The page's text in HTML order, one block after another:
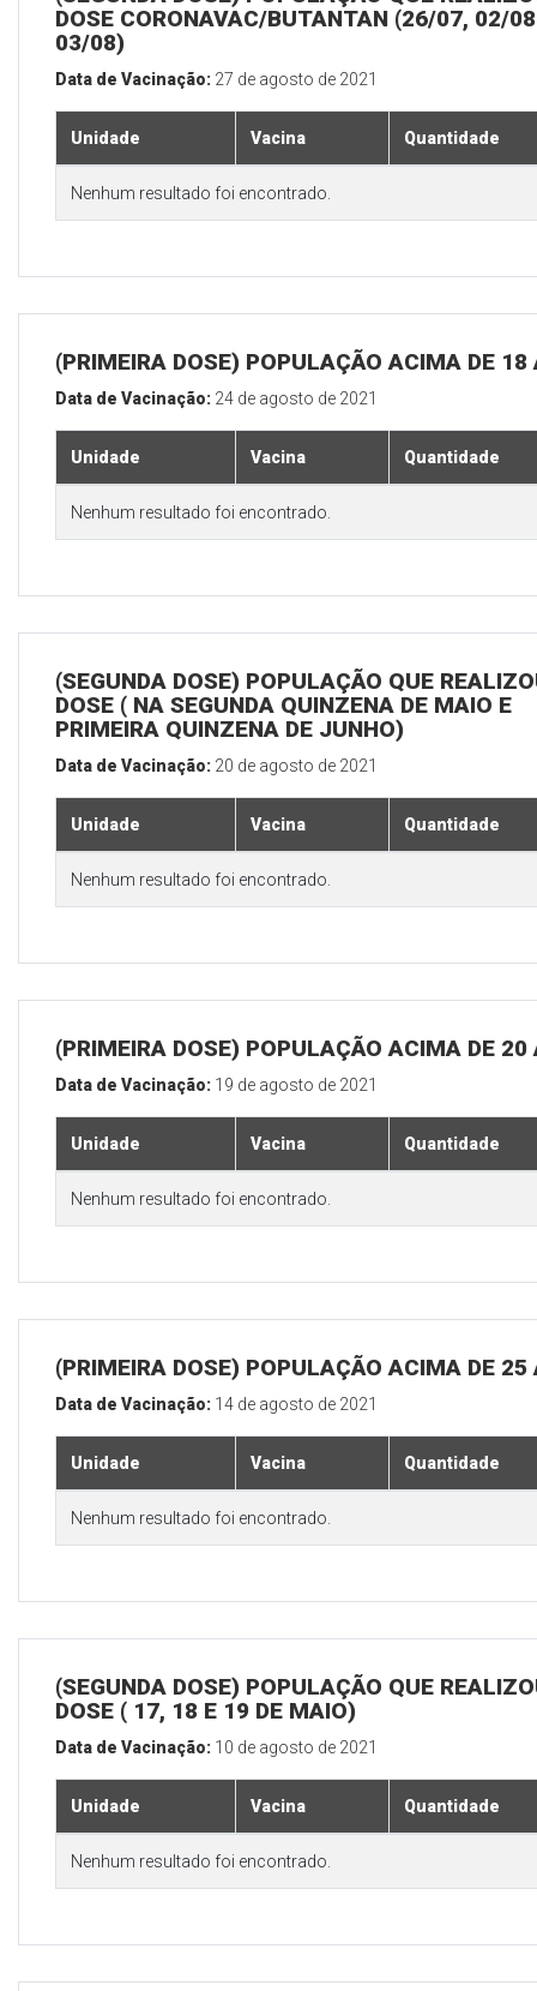
DOSE CORONAVAC/BUTANTAN (26/07, 02/
03/08)
Data de Vacinação: 27 de agosto de 2021
Unidade Vacina Quantidade
Nenhum resultado foi encontrado.
(PRIMEIRA DOSE) POPULAÇÃO ACIMA DE 18
Data de Vacinação: 24 de agosto de 2021
Unidade Vacina Quantidade
Nenhum resultado foi encontrado.
(SEGUNDA DOSE) POPULAÇÃO QUE
DOSE ( NA SEGUNDA QUINZENA DE MAIO E
PRIMEIRA QUINZENA DE JUNHO)
Data de Vacinação: 20 de agosto de 2021
Unidade Vacina Quantidade
Nenhum resultado foi encontrado.
(PRIMEIRA DOSE) POPULAÇÃO ACIMA DE 20
Data de Vacinação: 19 de agosto de 2021
Unidade Vacina Quantidade
Nenhum resultado foi encontrado.
(PRIMEIRA DOSE) POPULAÇÃO ACIMA DE 25
Data de Vacinação: 14 de agosto de 2021
Unidade Vacina Quantidade
Nenhum resultado foi encontrado.
(SEGUNDA DOSE) POPULAÇÃO QUE
DOSE ( 17, 18 E 19 DE MAIO)
Data de Vacinação: 10 de agosto de 2021
Unidade Vacina Quantidade
Nenhum resultado foi encontrado.